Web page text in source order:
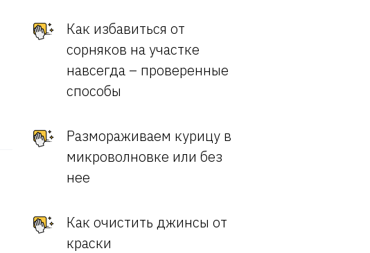
Как избавиться от
сорняков на участке
навсегда – проверенные
способы
Размораживаем курицу в
микроволновке или без
нее
Как очистить джинсы от
краски